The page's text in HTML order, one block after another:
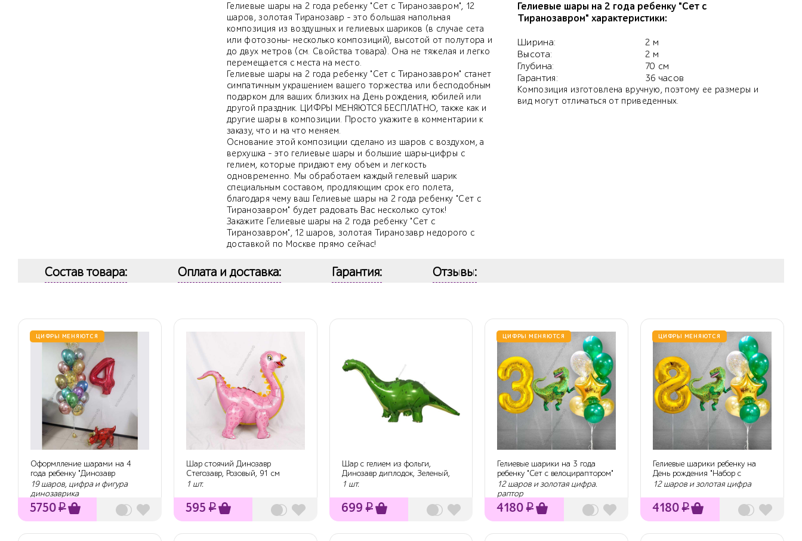
Гелиевые шары на 2 года ребенку "Сет с Тиранозавром", 12
шаров, золотая Тиранозавр - это большая напольная
композиция из воздушных и гелиевых шариков (в случае сета
или фотозоны- несколько композиций), высотой от полутора и
до двух метров (см. Свойства товара). Она не тяжелая и легко
перемещается с места на место.
Гелиевые шары на 2 года ребенку "Сет с Тиранозавром" станет
симпатичным украшением вашего торжества или бесподобным
подарком для ваших близких на День рождения, юбилей или
другой праздник. ЦИФРЫ МЕНЯЮТСЯ БЕСПЛАТНО, также как и
другие шары в композиции. Просто укажите в комментарии к
заказу, что и на что меняем.
Основание этой композиции сделано из шаров с воздухом, а
верхушка - это гелиевые шары и большие шары-цифры с
гелием, которые придают ему объем и легкость
одновременно. Мы обработаем каждый гелевый шарик
специальным составом, продляющим срок его полета,
благодаря чему ваш Гелиевые шары на 2 года ребенку "Сет с
Тиранозавром" будет радовать Вас несколько суток!
Закажите Гелиевые шары на 2 года ребенку "Сет с
Тиранозавром", 12 шаров, золотая Тиранозавр недорого с
доставкой по Москве прямо сейчас!
Гелиевые шары на 2 года ребенку "Сет с
Тиранозавром" характеристики:
Ширина:
Высота:
Глубина:
Гарантия:
2 м
2 м
70 см
36 часов
Композиция изготовлена вручную, поэтому ее размеры и
вид могут отличаться от приведенных.
Состав товара: Оплата и доставка: Гарантия: Отзывы:
ЦИФРЫ МЕНЯЮТСЯ
Оформлление шарами на 4
года ребенку "Динозавр
Трицератопс"
19 шаров, цифра и фигура
динозаврика
5750₽
Шар стоячий Динозавр
Стегозавр, Розовый, 91 см
1 шт.
595 ₽
Шар с гелием из фольги,
Динозавр диплодок, Зеленый,
130 см.
1 шт.
699 ₽
ЦИФРЫ МЕНЯЮТСЯ
Гелиевые шарики на 3 года
ребенку "Сет с велоцираптором"
12 шаров и золотая цифра.
раптор
4180₽
ЦИФРЫ МЕНЯЮТСЯ
Гелиевые шарики ребенку на
День рождения "Набор с
динозавром"
12 шаров и золотая цифра
4180₽